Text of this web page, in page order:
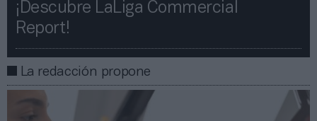
¡Descubre LaLiga Commercial
Report!​​
La redacción propone